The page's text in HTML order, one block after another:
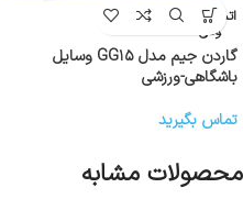
اتمام موج
ودی
گاردن جیم مدل GG۱۵ وسایل
باشگاهی-ورزشی
تماس بگیرید
محصولات مشابه